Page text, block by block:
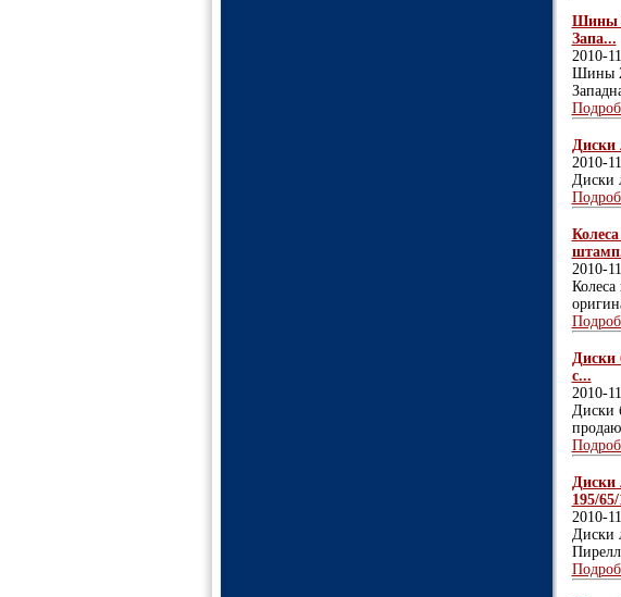
Шины
Запа...
2010-
Шины
Диски
2010-
Диски
2010-
Диски
с...
2010-
Диски
Диски
195/
2010-
Диски